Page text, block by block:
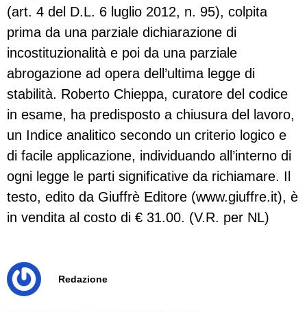
(art. 4 del D.L. 6 luglio 2012, n. 95), colpita
prima da una parziale dichiarazione di
incostituzionalità e poi da una parziale
abrogazione ad opera dell’ultima legge di
stabilità. Roberto Chieppa, curatore del codice
in esame, ha predisposto a chiusura del lavoro,
un Indice analitico secondo un criterio logico e
di facile applicazione, individuando all’interno di
ogni legge le parti significative da richiamare. Il
testo, edito da Giuffrè Editore (www.giuffre.it), è
in vendita al costo di € 31.00. (V.R. per NL)
Redazione